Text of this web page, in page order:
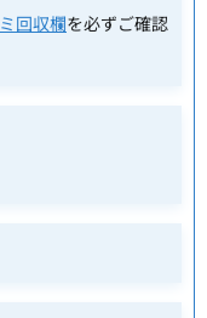
回収欄を必ずご確認